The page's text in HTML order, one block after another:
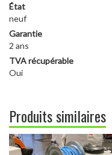
État
neuf
Garantie
2 ans
TVA récupérable
Oui
Produits similaires